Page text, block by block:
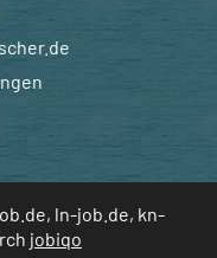
ln-job.de, kn-
jobiqo